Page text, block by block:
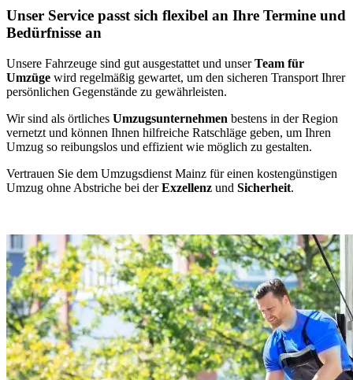
Unser Service passt sich flexibel an Ihre Termine und
Bedürfnisse an
Unsere Fahrzeuge sind gut ausgestattet und unserTeam für
Umzüge wird regelmäßig gewartet, um den sicheren Transport Ihrer
persönlichen Gegenstände zu gewährleisten.
Wir sind als örtliches Umzugsunternehmen bestens in der Region
vernetzt und können Ihnen hilfreiche Ratschläge geben, um Ihren
Umzug so reibungslos und effizient wie möglich zu gestalten.
Vertrauen Sie dem Umzugsdienst Mainz für einen kostengünstigen
Umzug ohne Abstriche bei derExzellenz und Sicherheit.